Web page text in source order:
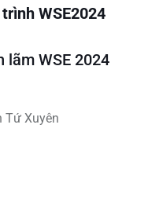
WSE2024
lãm WSE 2024
Tứ Xuyên